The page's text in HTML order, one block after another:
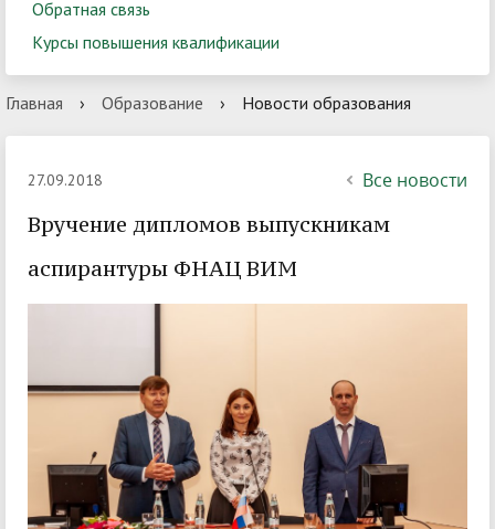
Обратная связь
Курсы повышения квалификации
Главная › Образование › Новости образования
27.09.2018 Все новости
Вручение дипломов выпускникам
аспирантуры ФНАЦ ВИМ